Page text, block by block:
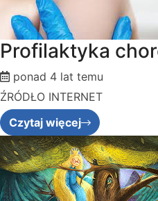
Profilaktyka
ponad 4 lat temu
ŹRÓDŁO INTERNET
Czytaj więcej